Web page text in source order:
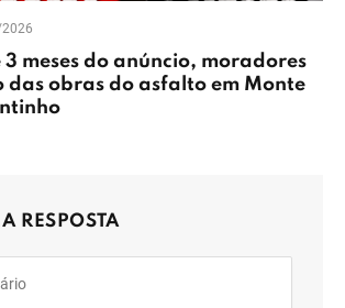
3 meses do anúncio, moradores
das obras do asfalto em Monte
RESPOSTA